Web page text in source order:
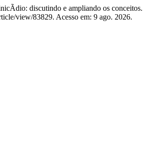
discutindo e ampliando os conceitos.
view/83829. Acesso em: 9 ago. 2026.